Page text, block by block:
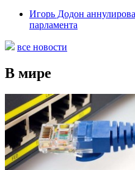
Игорь Додон
парламента
все новости
В мире